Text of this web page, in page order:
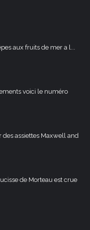
aux fruits de mer a l...
voici le numéro
assiettes Maxwell and
de Morteau est crue